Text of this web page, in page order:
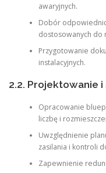
awaryjnych.
Dobór
dostosowanych do
Przygotowanie
instalacyjnych.
2.2. Projektowanie
Opracowanie
liczbę i
Uwzględnienie
zasilania i kontroli
Zapewnienie